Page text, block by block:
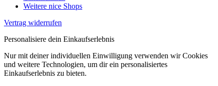
Weitere nice Shops
Vertrag widerrufen
Personalisiere dein Einkaufserlebnis
Nur mit deiner individuellen Einwilligung verwenden wir Cookies
und weitere Technologien, um dir ein personalisiertes
Einkaufserlebnis zu bieten.